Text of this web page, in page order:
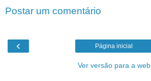
Postar um comentário
‹ Página inicial
Ver versão para a web